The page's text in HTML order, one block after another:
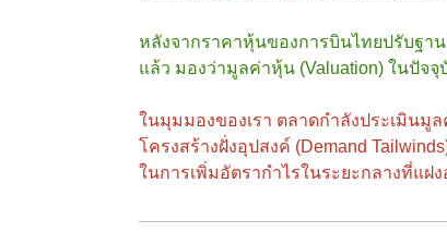
หลังจากราคาหุ้นของการบินไทยปรับฐา
แล้ว มองว่ามูลค่าหุ้น (Valuation) ในปัจ
ในมุมมองของเรา ตลาดกำลังประเมินมู
โครงสร้างฝั่งอุปสงค์ (Demand
ในการเพิ่มอัตรากำไรในระยะกลางที่แ